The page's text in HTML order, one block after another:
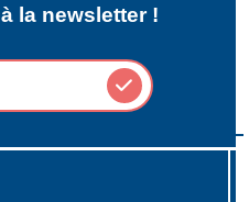
la newsletter !